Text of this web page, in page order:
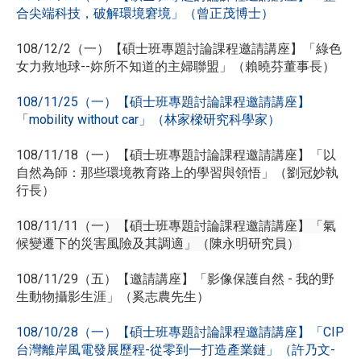
合尖端科技，破解環境窘境」（曾正茂博士）
108/12/2（一）【碩士班專題討論課程邀請講座】「綠色
女力救地球--妳所不知道的主婦聯盟」（賴曉芬董事長）
108/11/25（一）【碩士班專題討論課程邀請講座】
「mobility without car」（林家樑研究科學家）
108/11/18（一）【碩士班專題討論課程邀請講座】「以
自然為師：那些環境教育路上的學習與領悟」（劉冠妙執
行長）
108/11/11（一）【碩士班專題討論課程邀請講座】「氣
候變遷下的災害風險及其調適」（陳永明研究員）
108/11/29（五）【邀請講座】「影像保護自然 - 我的野
生動物攝影生涯」（奚志農先生）
108/10/28（一）【碩士班專題討論課程邀請講座】「CIP
台灣離岸風電發展歷程-從零到一打造產業鏈」（許乃文-